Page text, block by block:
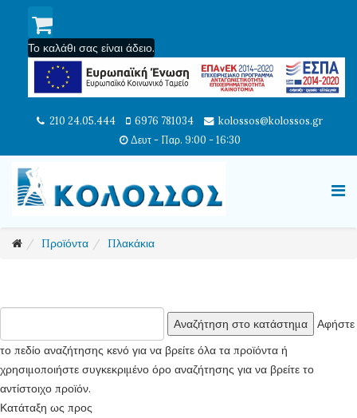
Το καλάθι σας είναι άδειο.
210 24.05.444 6976 781034
kolossos@kolossos.gr
Δευτ - Παρ. 9:00 - 16:30
Προϊόντα Πλακάκια
Αφήστε
το πεδίο αναζήτησης κενό για να βρείτε όλα τα προϊόντα ή
χρησιμοποιήστε συγκεκριμένο όρο αναζήτησης για να βρείτε το
αντίστοιχο προϊόν.
Κατάταξη ως προς